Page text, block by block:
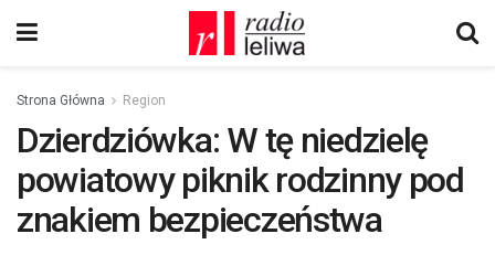
Strona Główna Region
Dzierdziówka: W tę niedzielę
powiatowy piknik rodzinny pod
znakiem bezpieczeństwa